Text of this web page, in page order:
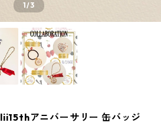
1/3
アニバーサリー 缶バッジ